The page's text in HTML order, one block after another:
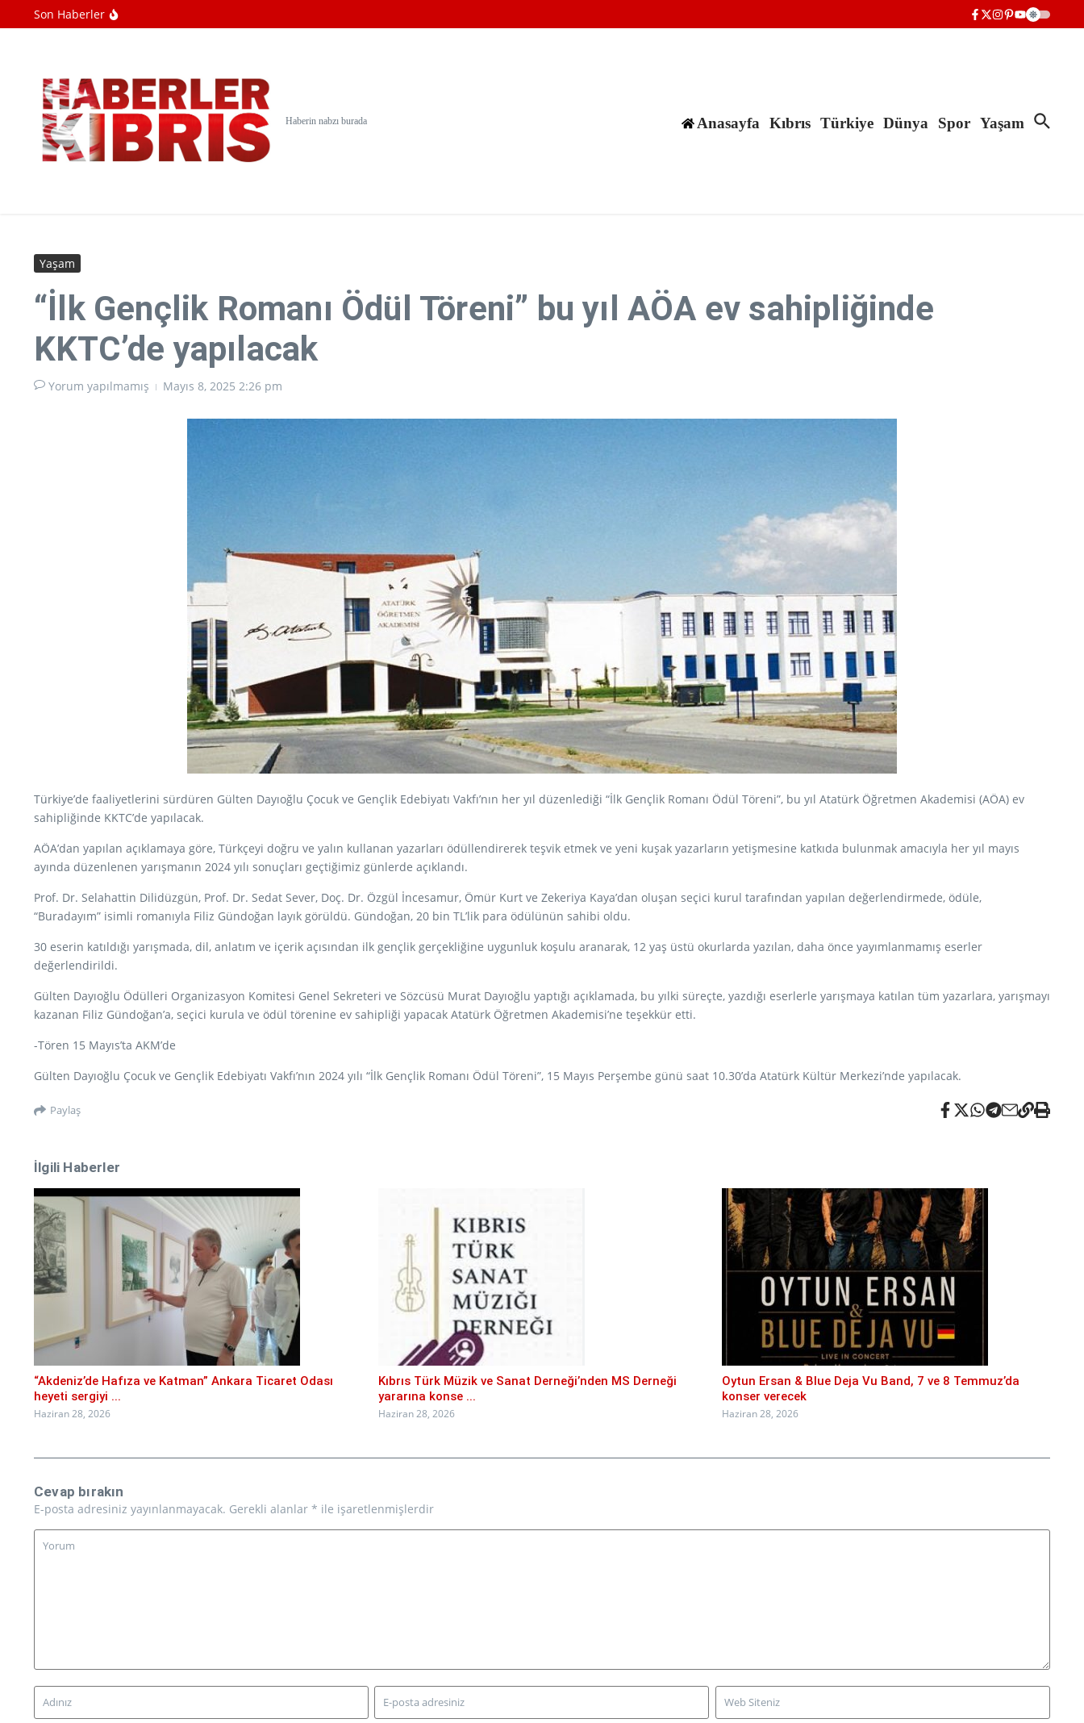
İçeriğe atlaSon Haberler
Haberin nabzı burada Anasayfa Kıbrıs Türkiye Dünya Spor Yaşam
Yaşam
“İlk Gençlik Romanı Ödül Töreni” bu yıl AÖA ev sahipliğinde
KKTC’de yapılacak
Yorum yapılmamış Mayıs 8, 2025 2:26 pm
Türkiye’de faaliyetlerini sürdüren Gülten Dayıoğlu Çocuk ve Gençlik Edebiyatı Vakfı’nın her yıl düzenlediği “İlk Gençlik Romanı Ödül Töreni”, bu yıl Atatürk Öğretmen Akademisi (AÖA) ev
sahipliğinde KKTC’de yapılacak.
AÖA’dan yapılan açıklamaya göre, Türkçeyi doğru ve yalın kullanan yazarları ödüllendirerek teşvik etmek ve yeni kuşak yazarların yetişmesine katkıda bulunmak amacıyla her yıl mayıs
ayında düzenlenen yarışmanın 2024 yılı sonuçları geçtiğimiz günlerde açıklandı.
Prof. Dr. Selahattin Dilidüzgün, Prof. Dr. Sedat Sever, Doç. Dr. Özgül İncesamur, Ömür Kurt ve Zekeriya Kaya’dan oluşan seçici kurul tarafından yapılan değerlendirmede, ödüle,
“Buradayım” isimli romanıyla Filiz Gündoğan layık görüldü. Gündoğan, 20 bin TL’lik para ödülünün sahibi oldu.
30 eserin katıldığı yarışmada, dil, anlatım ve içerik açısından ilk gençlik gerçekliğine uygunluk koşulu aranarak, 12 yaş üstü okurlarda yazılan, daha önce yayımlanmamış eserler
değerlendirildi.
Gülten Dayıoğlu Ödülleri Organizasyon Komitesi Genel Sekreteri ve Sözcüsü Murat Dayıoğlu yaptığı açıklamada, bu yılki süreçte, yazdığı eserlerle yarışmaya katılan tüm yazarlara, yarışmayı
kazanan Filiz Gündoğan’a, seçici kurula ve ödül törenine ev sahipliği yapacak Atatürk Öğretmen Akademisi’ne teşekkür etti.
-Tören 15 Mayıs’ta AKM’de
Gülten Dayıoğlu Çocuk ve Gençlik Edebiyatı Vakfı’nın 2024 yılı “İlk Gençlik Romanı Ödül Töreni”, 15 Mayıs Perşembe günü saat 10.30’da Atatürk Kültür Merkezi’nde yapılacak.
Paylaş
İlgili Haberler
“Akdeniz’de Hafıza ve Katman” Ankara Ticaret Odası
heyeti sergiyi ...
Haziran 28, 2026
Kıbrıs Türk Müzik ve Sanat Derneği’nden MS Derneği
yararına konse ...
Haziran 28, 2026
Oytun Ersan & Blue Deja Vu Band, 7 ve 8 Temmuz’da
konser verecek
Haziran 28, 2026
Cevap bırakın
E-posta adresiniz yayınlanmayacak. Gerekli alanlar * ile işaretlenmişlerdir